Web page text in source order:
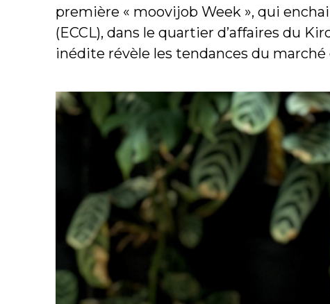
première « moovijob Week », qui
(ECCL), dans le quartier d’affaires du
inédite révèle les tendances du marché